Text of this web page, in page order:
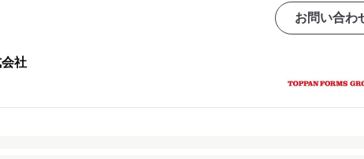
お問い合わ
社